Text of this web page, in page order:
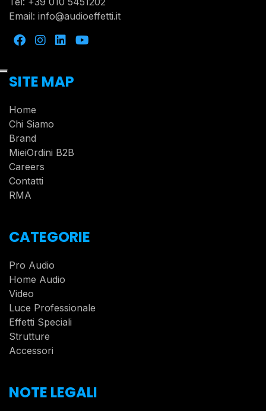
Email: info@audioeffetti.it
SITE MAP
Home
Chi Siamo
Brand
MieiOrdini B2B
Careers
Contatti
RMA
CATEGORIE
Pro Audio
Home Audio
Video
Luce Professionale
Effetti Speciali
Strutture
Accessori
NOTE LEGALI